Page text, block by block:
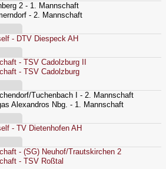
2 - 1. Mannschaft
- 2. Mannschaft
- DTV Diespeck AH
- TSV Cadolzburg II
- TSV Cadolzburg
Tuchenbach I - 2. Mannschaft
Alexandros Nbg. - 1. Mannschaft
- TV Dietenhofen AH
- (SG) Neuhof/Trautskirchen 2
- TSV Roßtal